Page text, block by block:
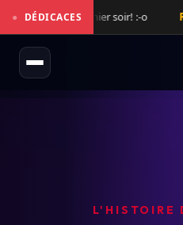
● DÉDICACES
mix de folie hier soir! :-o
L'HISTOIRE